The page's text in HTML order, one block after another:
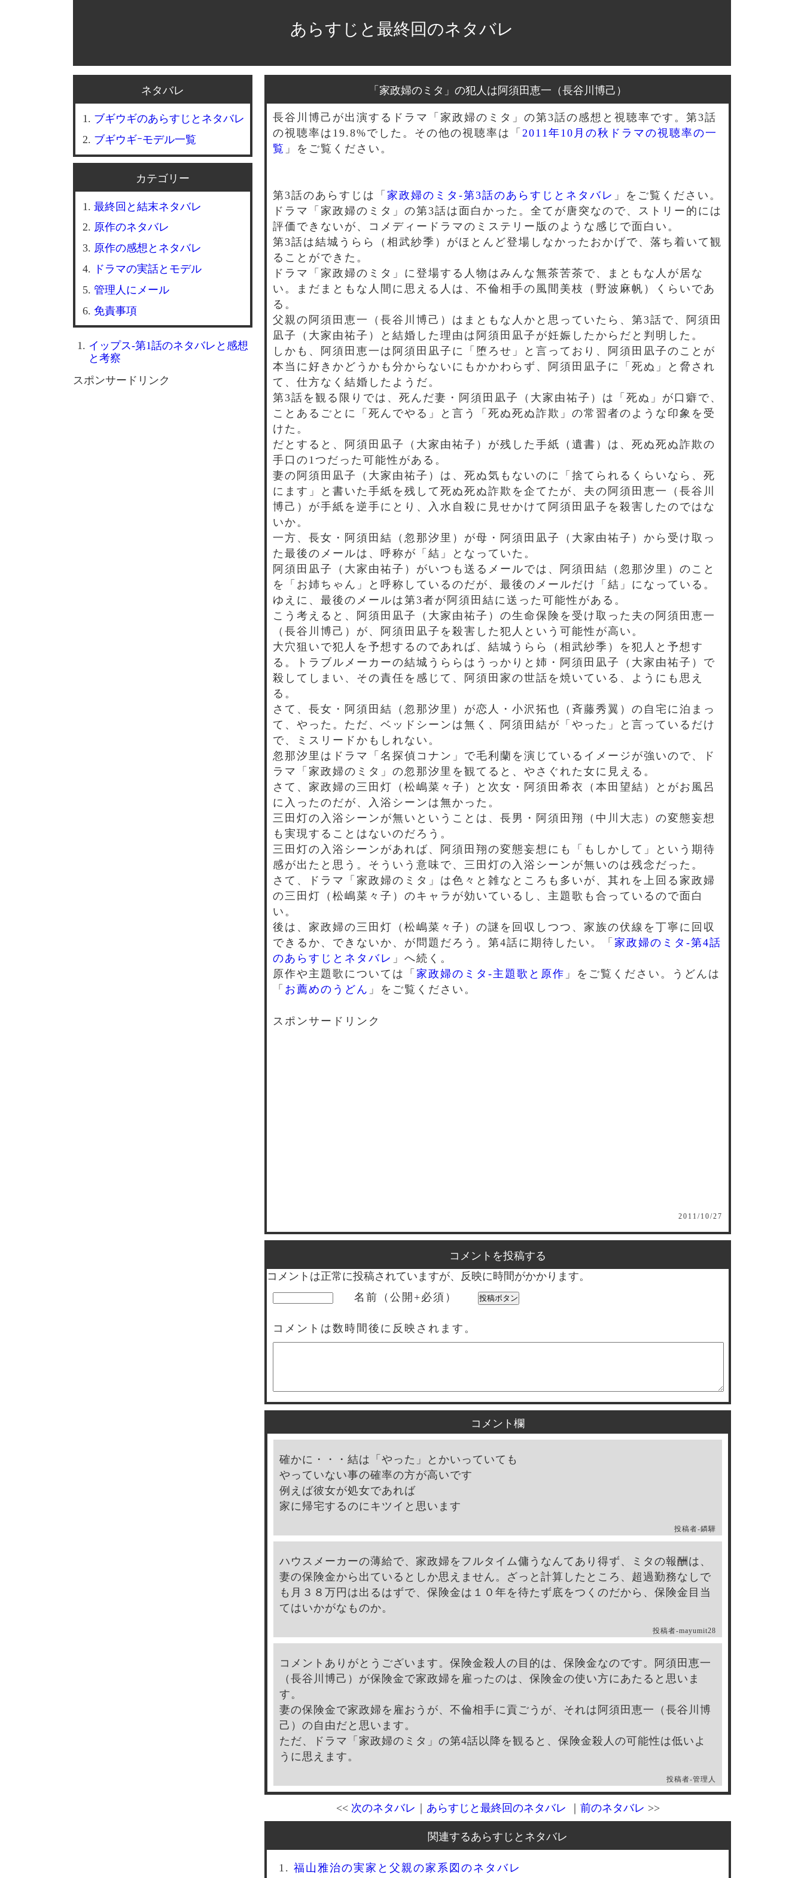
あらすじと最終回のネタバレ
「家政婦のミタ」の犯人は阿須田恵一（長谷川博己）
長谷川博己が出演するドラマ「家政婦のミタ」の第3話の感想と視聴率です。第3話
の視聴率は19.8%でした。その他の視聴率は「 2011年10月の秋ドラマの視聴率の一
覧 」をご覧ください。
第3話のあらすじは「 家政婦のミタ-第3話のあらすじとネタバレ 」をご覧ください。
ドラマ「家政婦のミタ」の第3話は面白かった。全てが唐突なので、ストリー的には
評価できないが、コメディードラマのミステリー版のような感じで面白い。
第3話は結城うらら（相武紗季）がほとんど登場しなかったおかげで、落ち着いて観
ることができた。
ドラマ「家政婦のミタ」に登場する人物はみんな無茶苦茶で、まともな人が居な
い。まだまともな人間に思える人は、不倫相手の風間美枝（野波麻帆）くらいであ
る。
父親の阿須田恵一（長谷川博己）はまともな人かと思っていたら、第3話で、阿須田
凪子（大家由祐子）と結婚した理由は阿須田凪子が妊娠したからだと判明した。
しかも、阿須田恵一は阿須田凪子に「堕ろせ」と言っており、阿須田凪子のことが
本当に好きかどうかも分からないにもかかわらず、阿須田凪子に「死ぬ」と脅され
て、仕方なく結婚したようだ。
第3話を観る限りでは、死んだ妻・阿須田凪子（大家由祐子）は「死ぬ」が口癖で、
ことあるごとに「死んでやる」と言う「死ぬ死ぬ詐欺」の常習者のような印象を受
けた。
だとすると、阿須田凪子（大家由祐子）が残した手紙（遺書）は、死ぬ死ぬ詐欺の
手口の1つだった可能性がある。
妻の阿須田凪子（大家由祐子）は、死ぬ気もないのに「捨てられるくらいなら、死
にます」と書いた手紙を残して死ぬ死ぬ詐欺を企てたが、夫の阿須田恵一（長谷川
博己）が手紙を逆手にとり、入水自殺に見せかけて阿須田凪子を殺害したのではな
いか。
一方、長女・阿須田結（忽那汐里）が母・阿須田凪子（大家由祐子）から受け取っ
た最後のメールは、呼称が「結」となっていた。
阿須田凪子（大家由祐子）がいつも送るメールでは、阿須田結（忽那汐里）のこと
を「お姉ちゃん」と呼称しているのだが、最後のメールだけ「結」になっている。
ゆえに、最後のメールは第3者が阿須田結に送った可能性がある。
こう考えると、阿須田凪子（大家由祐子）の生命保険を受け取った夫の阿須田恵一
（長谷川博己）が、阿須田凪子を殺害した犯人という可能性が高い。
大穴狙いで犯人を予想するのであれば、結城うらら（相武紗季）を犯人と予想す
る。トラブルメーカーの結城うららはうっかりと姉・阿須田凪子（大家由祐子）で
殺してしまい、その責任を感じて、阿須田家の世話を焼いている、ようにも思え
る。
さて、長女・阿須田結（忽那汐里）が恋人・小沢拓也（斉藤秀翼）の自宅に泊まっ
て、やった。ただ、ベッドシーンは無く、阿須田結が「やった」と言っているだけ
で、ミスリードかもしれない。
忽那汐里はドラマ「名探偵コナン」で毛利蘭を演じているイメージが強いので、ド
ラマ「家政婦のミタ」の忽那汐里を観てると、やさぐれた女に見える。
さて、家政婦の三田灯（松嶋菜々子）と次女・阿須田希衣（本田望結）とがお風呂
に入ったのだが、入浴シーンは無かった。
三田灯の入浴シーンが無いということは、長男・阿須田翔（中川大志）の変態妄想
も実現することはないのだろう。
三田灯の入浴シーンがあれば、阿須田翔の変態妄想にも「もしかして」という期待
感が出たと思う。そういう意味で、三田灯の入浴シーンが無いのは残念だった。
さて、ドラマ「家政婦のミタ」は色々と雑なところも多いが、其れを上回る家政婦
の三田灯（松嶋菜々子）のキャラが効いているし、主題歌も合っているので面白
い。
後は、家政婦の三田灯（松嶋菜々子）の謎を回収しつつ、家族の伏線を丁寧に回収
できるか、できないか、が問題だろう。第4話に期待したい。「 家政婦のミタ-第4話
のあらすじとネタバレ 」へ続く。
原作や主題歌については「 家政婦のミタ-主題歌と原作 」をご覧ください。うどんは
「 お薦めのうどん 」をご覧ください。
スポンサードリンク
2011/10/27
コメントを投稿する
コメントは正常に投稿されていますが、反映に時間がかかります。
名前（公開+必須）
コメントは数時間後に反映されます。
コメント欄
確かに・・・結は「やった」とかいっていても
やっていない事の確率の方が高いです
例えば彼女が処女であれば
家に帰宅するのにキツイと思います
投稿者-鏻驊
ハウスメーカーの薄給で、家政婦をフルタイム傭うなんてあり得ず、ミタの報酬は、
妻の保険金から出ているとしか思えません。ざっと計算したところ、超過勤務なしで
も月３８万円は出るはずで、保険金は１０年を待たず底をつくのだから、保険金目当
てはいかがなものか。
投稿者-mayumit28
コメントありがとうございます。保険金殺人の目的は、保険金なのです。阿須田恵一
（長谷川博己）が保険金で家政婦を雇ったのは、保険金の使い方にあたると思いま
す。
妻の保険金で家政婦を雇おうが、不倫相手に貢ごうが、それは阿須田恵一（長谷川博
己）の自由だと思います。
ただ、ドラマ「家政婦のミタ」の第4話以降を観ると、保険金殺人の可能性は低いよ
うに思えます。
投稿者-管理人
<< 次のネタバレ ｜ あらすじと最終回のネタバレ ｜ 前のネタバレ >>
関連するあらすじとネタバレ
福山雅治の実家と父親の家系図のネタバレ
ネタバレ
ブギウギのあらすじとネタバレ
ブギウギｰモデル一覧
カテゴリー
最終回と結末ネタバレ
原作のネタバレ
原作の感想とネタバレ
ドラマの実話とモデル
管理人にメール
免責事項
イップス-第1話のネタバレと感想
と考察
スポンサードリンク